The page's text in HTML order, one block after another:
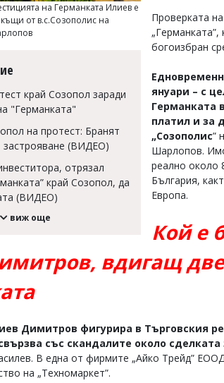
на Германката Илиев е
от в.с.Созополис на
край Созопол заради
"Германката"
на протест: Бранят
застрояване (ВИДЕО)
отрязал
край Созопол, да
(ВИДЕО)
виж още
Проверката
богоизбран
януари – с
Германката
платил и за
„Созополис”
Шарлопов.
реално около
България,
Европа.
Кой е
вдигащ
Димитров фигурира в Търговския
със скандалите около сделката
В една от фирмите „Айко Трейд”
на „Техномаркет”.